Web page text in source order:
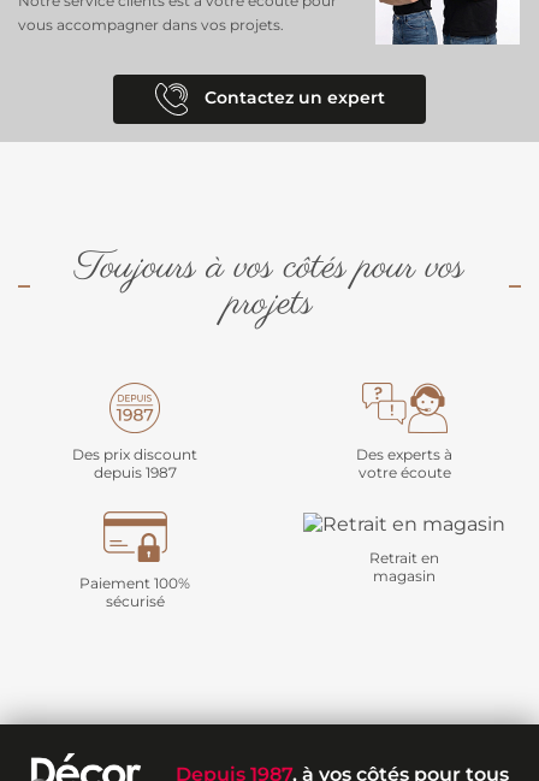
vous accompagner dans vos projets.
Contactez un expert
Toujours à vos côtés pour vos
projets
Des prix discount
depuis 1987
Des experts à
votre écoute
Paiement 100%
sécurisé
Retrait en
magasin
Depuis 1987, à vos côtés pour tous